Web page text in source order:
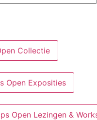
Collectie
Open Exposities
Open Lezingen &